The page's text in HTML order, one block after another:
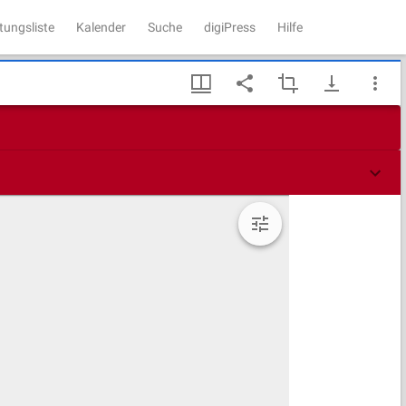
Kalender Suche digiPress Hilfe